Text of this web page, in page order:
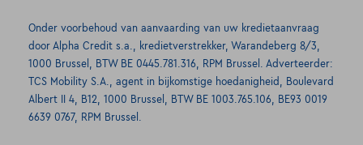
Onder voorbehoud van aanvaarding van uw kredietaanvraag
door Alpha Credit s.a., kredietverstrekker, Warandeberg 8/3,
1000 Brussel, BTW BE 0445.781.316, RPM Brussel. Adverteerder:
TCS Mobility S.A., agent in bijkomstige hoedanigheid, Boulevard
Albert II 4, B12, 1000 Brussel, BTW BE 1003.765.106, BE93 0019
6639 0767, RPM Brussel.